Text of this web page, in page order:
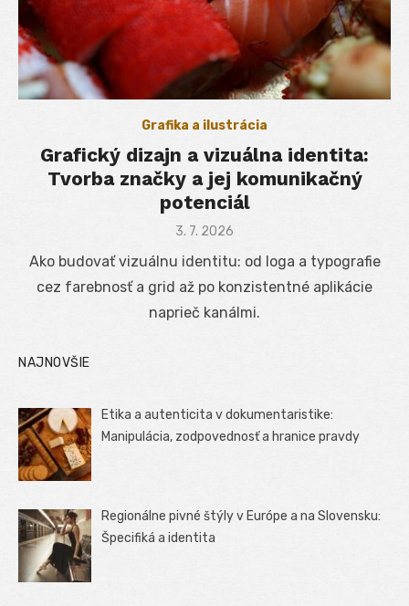
Grafika a ilustrácia
Grafický dizajn a vizuálna identita:
Tvorba značky a jej komunikačný
potenciál
Posted
3. 7. 2026
Ako budovať vizuálnu identitu: od loga a typografie
cez farebnosť a grid až po konzistentné aplikácie
naprieč kanálmi.
NAJNOVŠIE
Etika a autenticita v dokumentaristike:
Manipulácia, zodpovednosť a hranice pravdy
Regionálne pivné štýly v Európe a na Slovensku:
Špecifiká a identita